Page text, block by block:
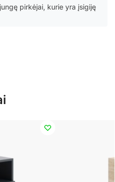
pirkėjai, kurie yra įsigiję